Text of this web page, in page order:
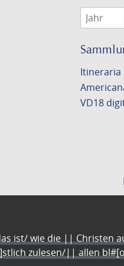
1800
Itineraria
VD18
ist/ wie die || Christen
zulesen/|| allen